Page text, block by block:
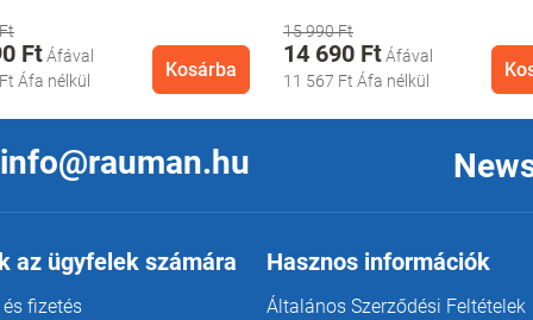
Ft
Áfa nélkül Kosárba
15 990 Ft
14 690 Ft
11 567 Ft Áfa nélkül
info@rauman.hu
az ügyfelek számára
fizetés
Hasznos információk
Általános Szerződési Feltételek